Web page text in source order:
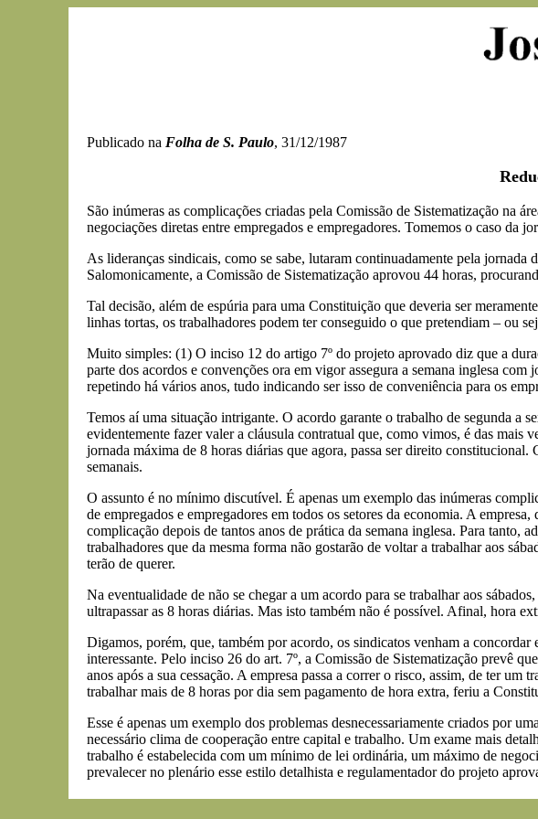
Publicado na Folha de S. Paulo, 31/12/1987
São inúmeras as complicações criadas pela Comissão de Sistematização na
negociações diretas entre empregados e empregadores. Tomemos o caso da
As lideranças sindicais, como se sabe, lutaram continuadamente pela jornada
Salomonicamente, a Comissão de Sistematização aprovou 44 horas,
Tal decisão, além de espúria para uma Constituição que deveria ser
linhas tortas, os trabalhadores podem ter conseguido o que pretendiam – ou
Muito simples: (1) O inciso 12 do artigo 7º do projeto aprovado diz que a
parte dos acordos e convenções ora em vigor assegura a semana inglesa
repetindo há vários anos, tudo indicando ser isso de conveniência para os
Temos aí uma situação intrigante. O acordo garante o trabalho de segunda a
evidentemente fazer valer a cláusula contratual que, como vimos, é das mais
jornada máxima de 8 horas diárias que agora, passa ser direito
semanais.
O assunto é no mínimo discutível. É apenas um exemplo das inúmeras
de empregados e empregadores em todos os setores da economia. A
complicação depois de tantos anos de prática da semana inglesa. Para tanto,
trabalhadores que da mesma forma não gostarão de voltar a trabalhar aos
terão de querer.
Na eventualidade de não se chegar a um acordo para se trabalhar aos
ultrapassar as 8 horas diárias. Mas isto também não é possível. Afinal, hora
Digamos, porém, que, também por acordo, os sindicatos venham a
interessante. Pelo inciso 26 do art. 7º, a Comissão de Sistematização prevê
anos após a sua cessação. A empresa passa a correr o risco, assim, de ter
trabalhar mais de 8 horas por dia sem pagamento de hora extra, feriu a
Esse é apenas um exemplo dos problemas desnecessariamente criados por
necessário clima de cooperação entre capital e trabalho. Um exame mais
trabalho é estabelecida com um mínimo de lei ordinária, um máximo de
prevalecer no plenário esse estilo detalhista e regulamentador do projeto